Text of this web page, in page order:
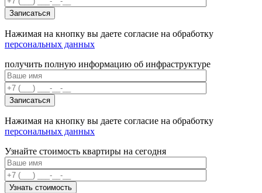
Нажимая на кнопку вы даете согласие на обработку
персональных данных
получить полную информацию об инфраструктуре
Нажимая на кнопку вы даете согласие на обработку
персональных данных
Узнайте стоимость квартиры на сегодня